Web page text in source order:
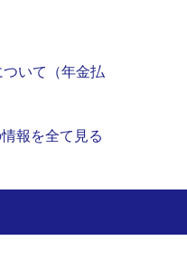
いて（年金払
報を全て見る